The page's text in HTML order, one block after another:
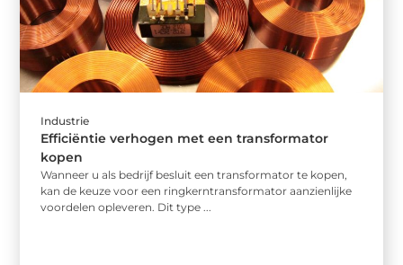
Industrie
Efficiëntie verhogen met een transformator
kopen
Wanneer u als bedrijf besluit een transformator te kopen,
kan de keuze voor een ringkerntransformator aanzienlijke
voordelen opleveren. Dit type ...